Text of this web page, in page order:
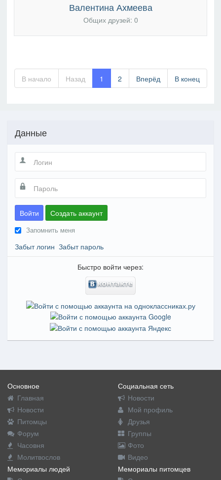
Валентина Ахмеева
Общих друзей: 0
В начало Назад 1 2 Вперёд В конец
Данные
Войти Создать аккаунт
Запомнить меня
Забыт логин Забыт пароль
Быстро войти через:
Основное
Главная
Новости
Питомцы
Форум
Часовня
Молитвослов
Социальная сеть
Новости
Мой профиль
Друзья
Группы
Фото
Видео
Мемориалы людей
Мемориалы питомцев